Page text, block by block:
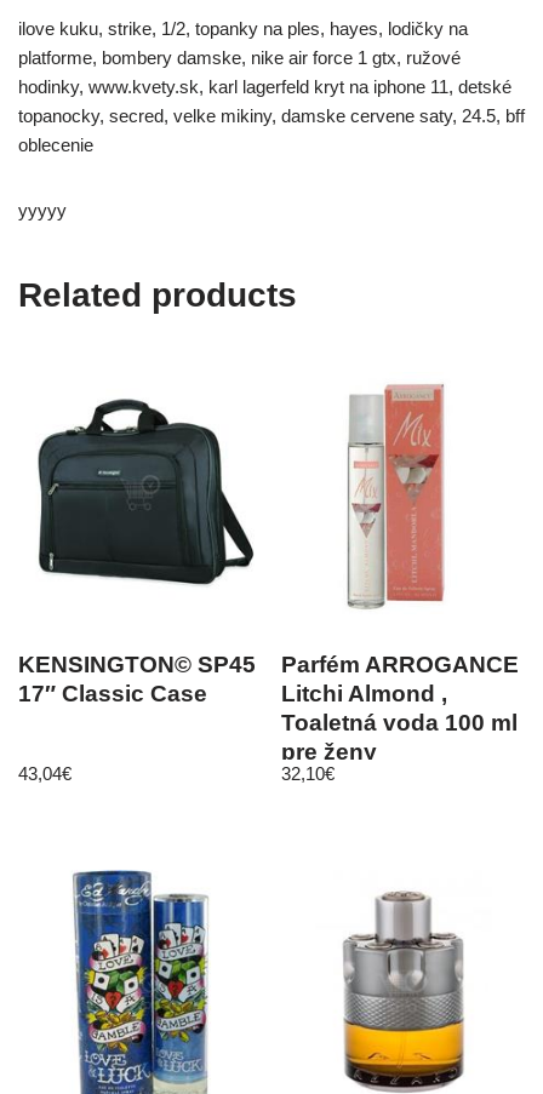
ilove kuku, strike, 1/2, topanky na ples, hayes, lodičky na
platforme, bombery damske, nike air force 1 gtx, ružové
hodinky, www.kvety.sk, karl lagerfeld kryt na iphone 11, detské
topanocky, secred, velke mikiny, damske cervene saty, 24.5, bff
oblecenie
yyyyy
Related products
KENSINGTON© SP45
17″ Classic Case
43,04€
Parfém ARROGANCE
Litchi Almond ,
Toaletná voda 100 ml
pre ženy
32,10€